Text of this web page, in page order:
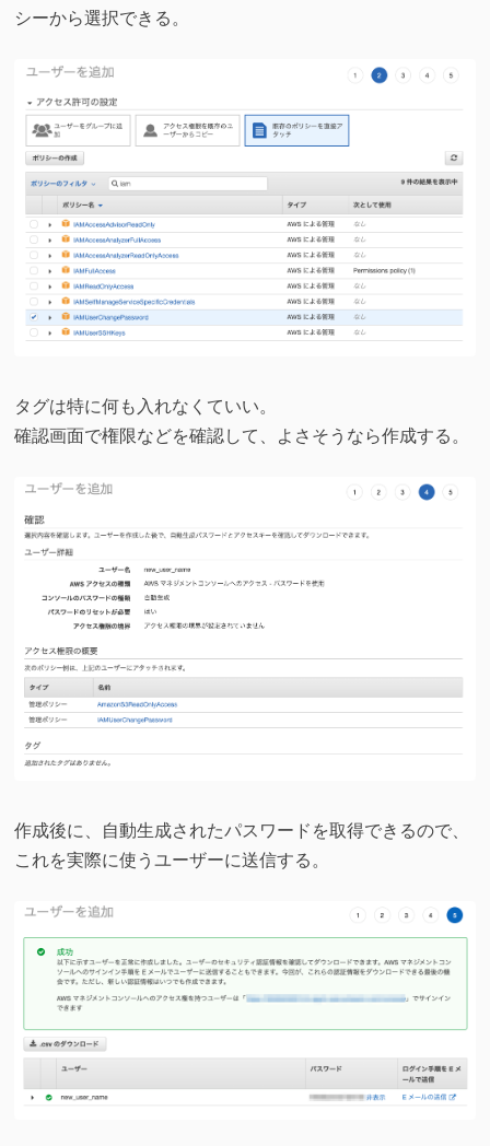
シーから選択できる。
タグは特に何も入れなくていい。
確認画面で権限などを確認して、よさそうなら作成する。
作成後に、自動生成されたパスワードを取得できるので、
これを実際に使うユーザーに送信する。